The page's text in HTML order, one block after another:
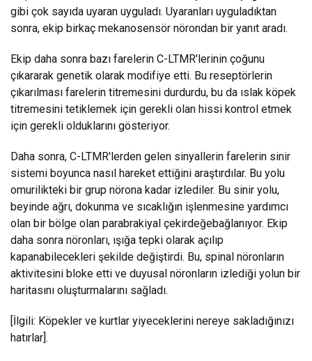
gibi çok sayıda uyaran uyguladı. Uyaranları uyguladıktan
sonra, ekip birkaç mekanosensör nörondan bir yanıt aradı.
Ekip daha sonra bazı farelerin C-LTMR'lerinin çoğunu
çıkararak genetik olarak modifiye etti. Bu reseptörlerin
çıkarılması farelerin titremesini durdurdu, bu da ıslak köpek
titremesini tetiklemek için gerekli olan hissi kontrol etmek
için gerekli olduklarını gösteriyor.
Daha sonra, C-LTMR'lerden gelen sinyallerin farelerin sinir
sistemi boyunca nasıl hareket ettiğini araştırdılar. Bu yolu
omurilikteki bir grup nörona kadar izlediler. Bu sinir yolu,
beyinde ağrı, dokunma ve sıcaklığın işlenmesine yardımcı
olan bir bölge olan parabrakiyal çekirdeğebağlanıyor. Ekip
daha sonra nöronları, ışığa tepki olarak açılıp
kapanabilecekleri şekilde değiştirdi. Bu, spinal nöronların
aktivitesini bloke etti ve duyusal nöronların izlediği yolun bir
haritasını oluşturmalarını sağladı.
[İlgili: Köpekler ve kurtlar yiyeceklerini nereye sakladığınızı
hatırlar].